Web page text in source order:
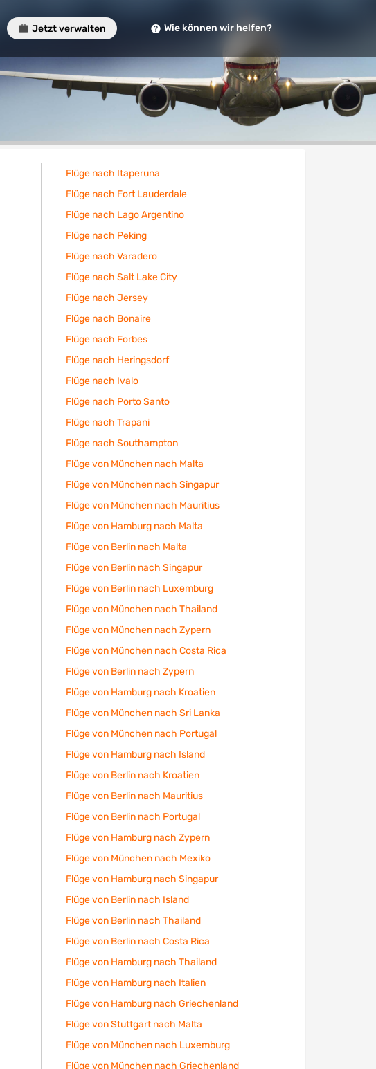
Jetzt verwalten Wie können wir helfen?
Flüge nach Itaperuna
Flüge nach Fort Lauderdale
Flüge nach Lago Argentino
Flüge nach Peking
Flüge nach Varadero
Flüge nach Salt Lake City
Flüge nach Jersey
Flüge nach Bonaire
Flüge nach Forbes
Flüge nach Heringsdorf
Flüge nach Ivalo
Flüge nach Porto Santo
Flüge nach Trapani
Flüge nach Southampton
Flüge von München nach Malta
Flüge von München nach Singapur
Flüge von München nach Mauritius
Flüge von Hamburg nach Malta
Flüge von Berlin nach Malta
Flüge von Berlin nach Singapur
Flüge von Berlin nach Luxemburg
Flüge von München nach Thailand
Flüge von München nach Zypern
Flüge von München nach Costa Rica
Flüge von Berlin nach Zypern
Flüge von Hamburg nach Kroatien
Flüge von München nach Sri Lanka
Flüge von München nach Portugal
Flüge von Hamburg nach Island
Flüge von Berlin nach Kroatien
Flüge von Berlin nach Mauritius
Flüge von Berlin nach Portugal
Flüge von Hamburg nach Zypern
Flüge von München nach Mexiko
Flüge von Hamburg nach Singapur
Flüge von Berlin nach Island
Flüge von Berlin nach Thailand
Flüge von Berlin nach Costa Rica
Flüge von Hamburg nach Thailand
Flüge von Hamburg nach Italien
Flüge von Hamburg nach Griechenland
Flüge von Stuttgart nach Malta
Flüge von München nach Luxemburg
Flüge von München nach Griechenland